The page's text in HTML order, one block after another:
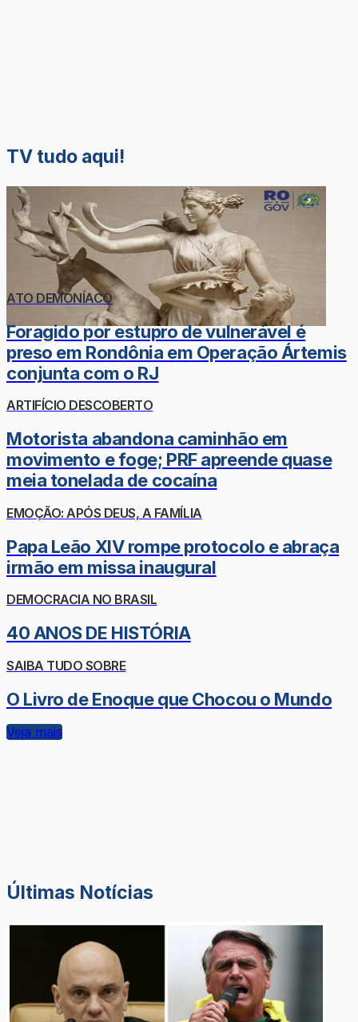
TV tudo aqui!
ATO DEMONÍACO
Foragido por estupro de vulnerável é
preso em Rondônia em Operação Ártemis
conjunta com o RJ
ARTIFÍCIO DESCOBERTO
Motorista abandona caminhão em
movimento e foge; PRF apreende quase
meia tonelada de cocaína
EMOÇÃO: APÓS DEUS, A FAMÍLIA
Papa Leão XIV rompe protocolo e abraça
irmão em missa inaugural
DEMOCRACIA NO BRASIL
40 ANOS DE HISTÓRIA
SAIBA TUDO SOBRE
O Livro de Enoque que Chocou o Mundo
Veja mais
Últimas Notícias